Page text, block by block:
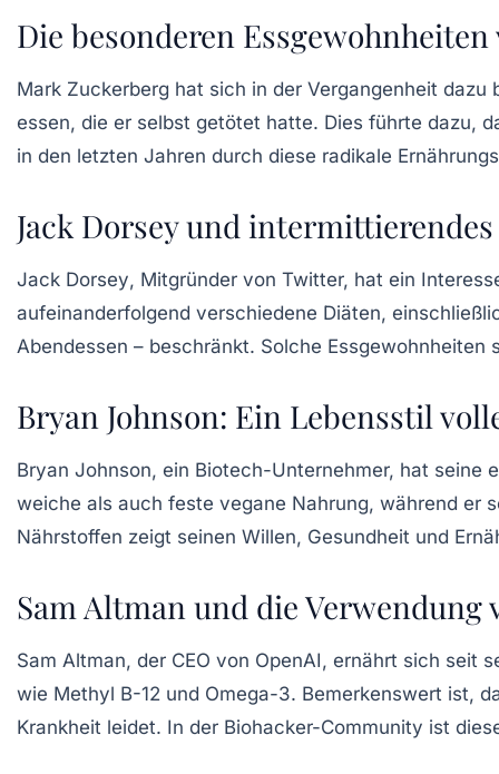
Die besonderen
Mark Zuckerberg hat sich in der Vergangenheit dazu
essen, die er selbst getötet hatte. Dies führte dazu,
in den letzten Jahren durch diese radikale
Jack Dorsey und
Jack Dorsey, Mitgründer von Twitter, hat ein
aufeinanderfolgend verschiedene Diäten,
Abendessen – beschränkt. Solche
Bryan Johnson: Ein Lebensstil
Bryan Johnson, ein Biotech-Unternehmer, hat seine
weiche als auch feste vegane Nahrung, während er
Nährstoffen zeigt seinen Willen, Gesundheit und
Sam Altman und die
Sam Altman, der CEO von OpenAI, ernährt sich seit
wie Methyl B-12 und Omega-3. Bemerkenswert ist,
Krankheit leidet. In der Biohacker-Community ist